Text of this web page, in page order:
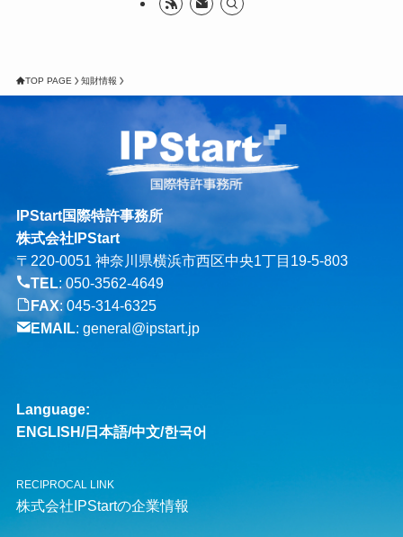
TOP PAGE 知財情報
IPStart国際特許事務所
株式会社IPStart
〒220-0051 神奈川県横浜市西区中央1丁目19-5-803
TEL:050-3562-4649
FAX: 045-314-6325
EMAIL: general@ipstart.jp
Language:
ENGLISH/日本語/中文/한국어
RECIPROCAL LINK
株式会社IPStartの企業情報